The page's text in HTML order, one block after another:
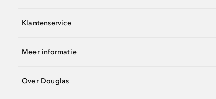
Klantenservice
Meer informatie
Over Douglas